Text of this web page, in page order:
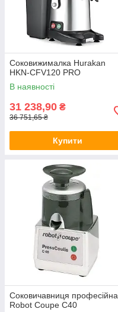
Соковижималка Hurakan
HKN-CFV120 PRO
В наявності
31 238,90 ₴
36 751,65 ₴
Купити
Соковичавниця професійна
Robot Coupe C40